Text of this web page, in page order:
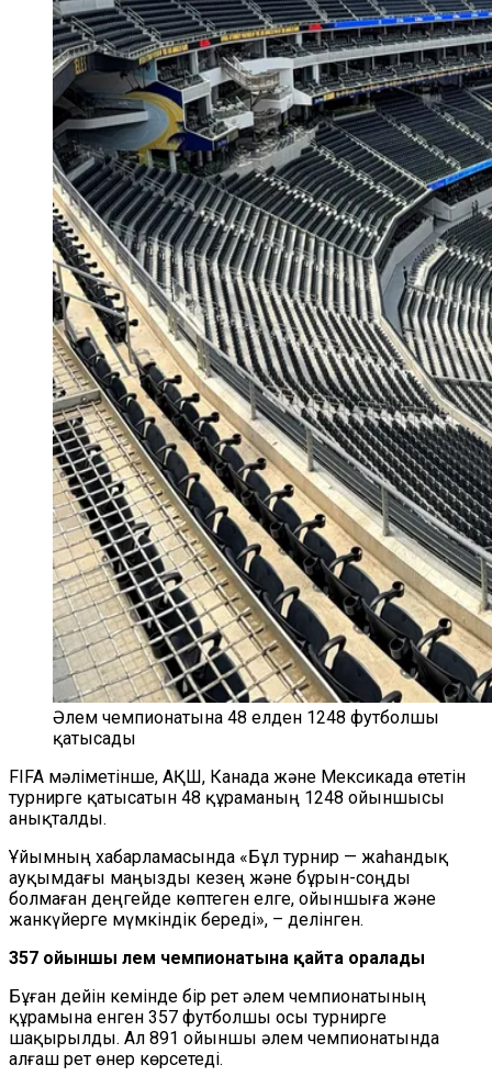
Әлем чемпионатына 48 елден 1248 футболшы
қатысады
FIFA мәліметінше, АҚШ, Канада және Мексикада өтетін
турнирге қатысатын 48 құраманың 1248 ойыншысы
анықталды.
Ұйымның хабарламасында «Бұл турнир — жаһандық
ауқымдағы маңызды кезең және бұрын-соңды
болмаған деңгейде көптеген елге, ойыншыға және
жанкүйерге мүмкіндік береді», – делінген.
357 ойыншы әлем чемпионатына қайта оралады
Бұған дейін кемінде бір рет әлем чемпионатының
құрамына енген 357 футболшы осы турнирге
шақырылды. Ал 891 ойыншы әлем чемпионатында
алғаш рет өнер көрсетеді.